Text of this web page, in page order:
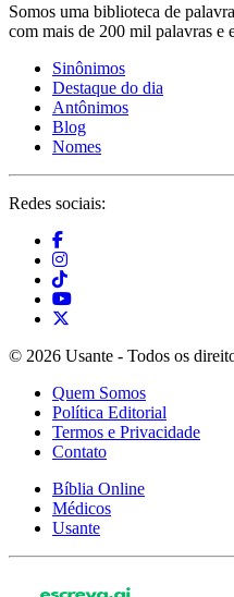
Somos uma biblioteca de
com mais de 200 mil palavras e
Sinônimos
Destaque do dia
Antônimos
Blog
Nomes
Redes sociais:
© 2026 Usante - Todos os
Quem Somos
Política Editorial
Termos e Privacidade
Contato
Bíblia Online
Médicos
Usante